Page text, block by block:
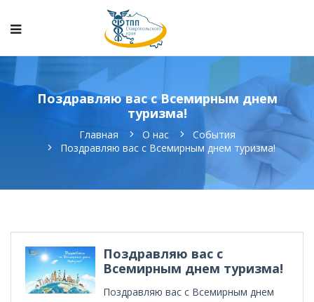
Поздравляю вас с Всемирным днем
туризма!
Главная О нас
События
Поздравляю вас с Всемирным днем туризма!
Поздравляю вас с
Всемирным днем туризма!
Поздравляю вас с Всемирным днем